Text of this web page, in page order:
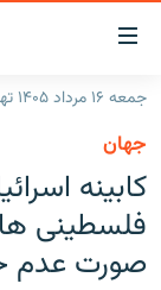
لینک‌های
قابلیت
دسترسی
بازگشت
به
منوی
اصلی
رفتن
ایران
جهان
رادیو
جمعه ۱۶ مرداد ۱۴۰۵ تهران ۲۰:۵۱
جهان
کابینه
فلسطینی
صورت عدم